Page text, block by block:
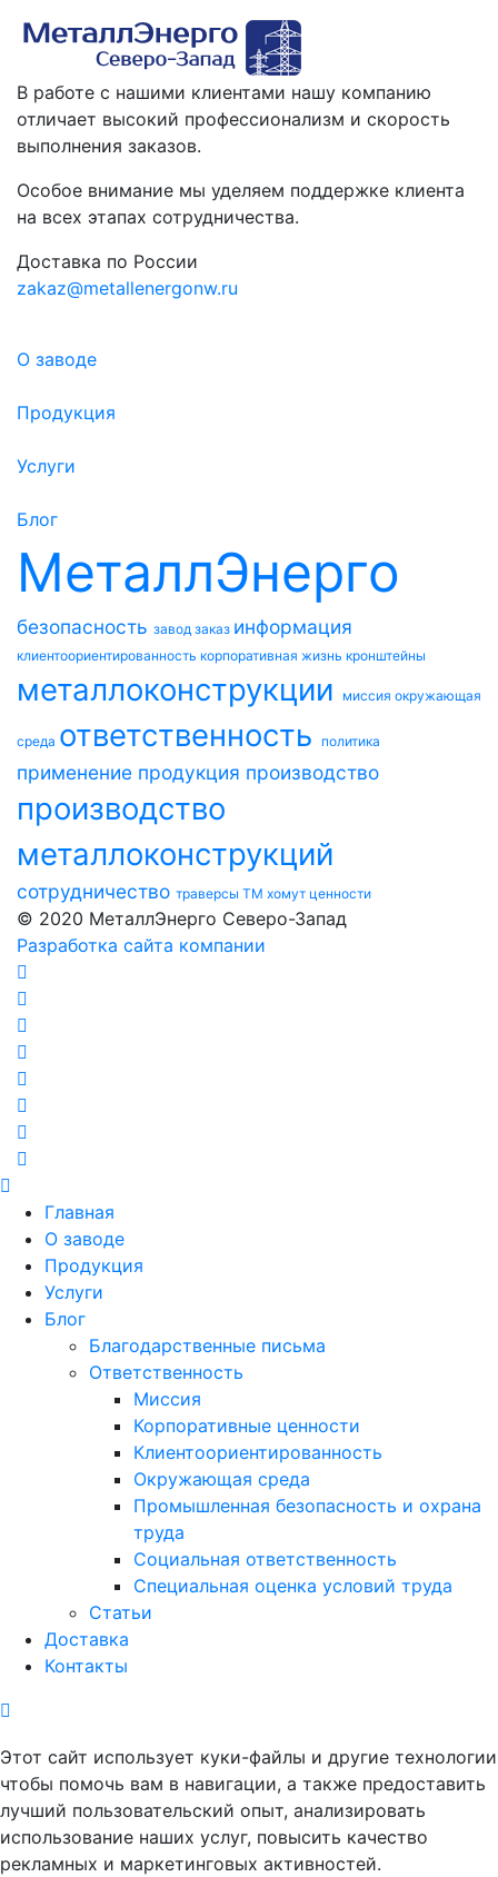
В работе с нашими клиентами нашу компанию
отличает высокий профессионализм и скорость
выполнения заказов.
Особое внимание мы уделяем поддержке клиента
на всех этапах сотрудничества.
Доставка по России
zakaz@metallenergonw.ru
О заводе
Продукция
Услуги
Блог
МеталлЭнерго
безопасность завод заказ информация
клиентоориентированность корпоративная жизнь кронштейны
металлоконструкции миссия окружающая
среда ответственность политика
применение продукция производство
производство
металлоконструкций
сотрудничество траверсы ТМ хомут ценности
© 2020 МеталлЭнерго Северо-Запад
Разработка сайта компании
Главная
О заводе
Продукция
Услуги
Блог
Благодарственные письма
Ответственность
Миссия
Корпоративные ценности
Клиентоориентированность
Окружающая среда
Промышленная безопасность и охрана
труда
Социальная ответственность
Специальная оценка условий труда
Статьи
Доставка
Контакты
Этот сайт использует куки-файлы и другие
чтобы помочь вам в навигации, а также предоставить
лучший пользовательский опыт, анализировать
использование наших услуг, повысить качество
рекламных и маркетинговых активностей.